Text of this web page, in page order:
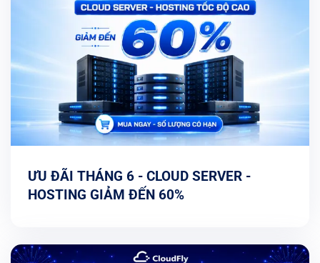
ƯU ĐÃI THÁNG 6 - CLOUD SERVER -
HOSTING GIẢM ĐẾN 60%